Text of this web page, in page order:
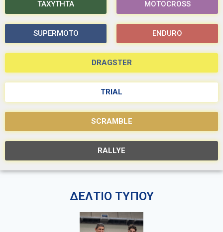
ΤΑΧΥΤΗΤΑ MOTOCROSS
SUPERMOTO ENDURO
DRAGSTER
TRIAL
SCRAMBLE
RALLYE
ΔΕΛΤΙΟ ΤΥΠΟΥ